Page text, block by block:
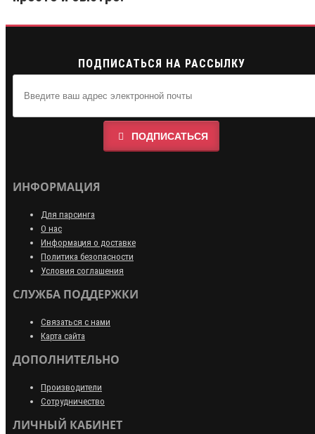
ПОДПИСАТЬСЯ НА РАССЫЛКУ
ПОДПИСАТЬСЯ
ИНФОРМАЦИЯ
Для парсинга
О нас
Информация о доставке
Политика безопасности
Условия соглашения
СЛУЖБА ПОДДЕРЖКИ
Связаться с нами
Карта сайта
ДОПОЛНИТЕЛЬНО
Производители
Сотрудничество
ЛИЧНЫЙ КАБИНЕТ